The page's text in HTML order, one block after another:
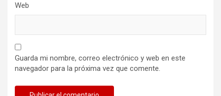
Web
Guarda mi nombre, correo electrónico y web en este
navegador para la próxima vez que comente.